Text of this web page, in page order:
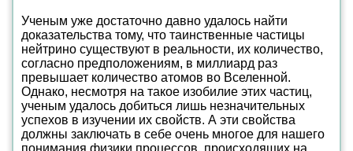
Ученым уже достаточно давно удалось найти
доказательства тому, что таинственные частицы
нейтрино существуют в реальности, их количество,
согласно предположениям, в миллиард раз
превышает количество атомов во Вселенной.
Однако, несмотря на такое изобилие этих частиц,
ученым удалось добиться лишь незначительных
успехов в изучении их свойств. А эти свойства
должны заключать в себе очень многое для нашего
понимания физики процессов, происходящих на